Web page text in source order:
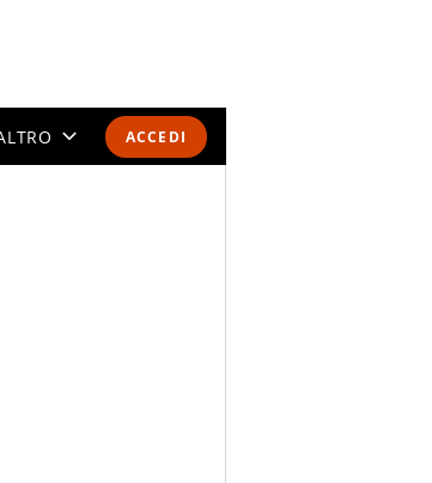
ACCEDI